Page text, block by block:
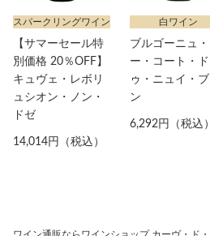
スパークリングワイン
【サマーセール特
別価格 20％OFF】
キュヴェ・レボリ
ュシオン・ノン・
ドゼ
14,014円（税込）
白ワイン
ブルゴーニュ
ー・コート・ド
ゥ・ニュイ・ブ
ン
6,292円（税込）